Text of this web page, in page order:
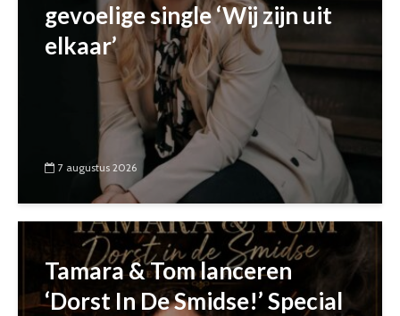
gevoelige single ‘Wij zijn uit
elkaar’
7 augustus 2026
Tamara & Tom lanceren
‘Dorst In De Smidse!’ Special